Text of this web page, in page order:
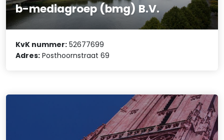
b-mediagroep (bmg) B.V.
KvK nummer: 52677699
Adres: Posthoornstraat 69